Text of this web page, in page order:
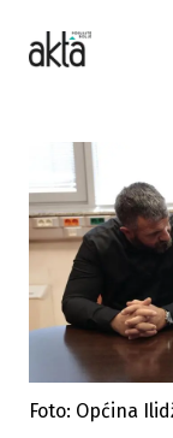
Foto: Općina